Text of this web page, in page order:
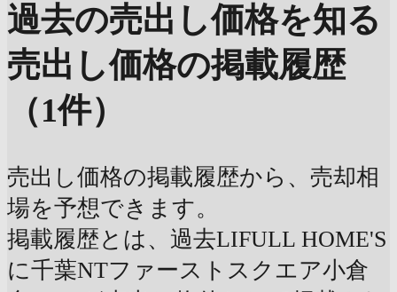
過去の売出し価格を知る
売出し価格の掲載履歴
（1件）
売出し価格の掲載履歴から、売却相
場を予想できます。
掲載履歴とは、過去LIFULL HOME'S
に千葉NTファーストスクエア小倉